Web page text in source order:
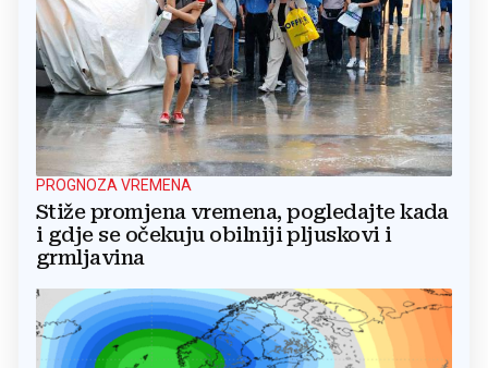
PROGNOZA VREMENA
Stiže promjena vremena, pogledajte kada
i gdje se očekuju obilniji pljuskovi i
grmljavina